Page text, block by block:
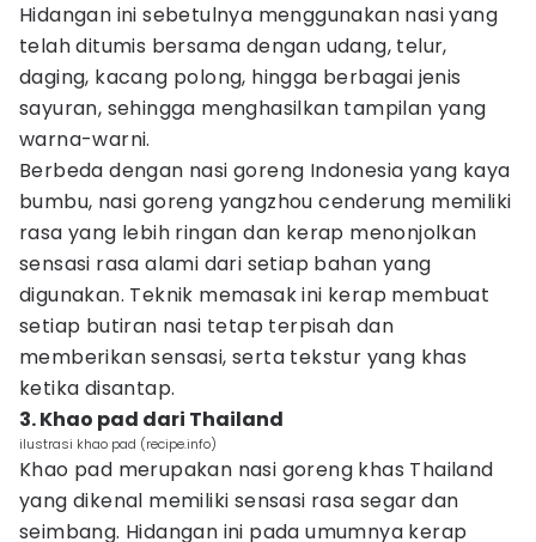
Hidangan ini sebetulnya menggunakan nasi yang
telah ditumis bersama dengan udang, telur,
daging, kacang polong, hingga berbagai jenis
sayuran, sehingga menghasilkan tampilan yang
warna-warni.
Berbeda dengan nasi goreng Indonesia yang kaya
bumbu, nasi goreng yangzhou cenderung memiliki
rasa yang lebih ringan dan kerap menonjolkan
sensasi rasa alami dari setiap bahan yang
digunakan. Teknik memasak ini kerap membuat
setiap butiran nasi tetap terpisah dan
memberikan sensasi, serta tekstur yang khas
ketika disantap.
3. Khao pad dari Thailand
ilustrasi khao pad (recipe.info)
Khao pad merupakan nasi goreng khas Thailand
yang dikenal memiliki sensasi rasa segar dan
seimbang. Hidangan ini pada umumnya kerap